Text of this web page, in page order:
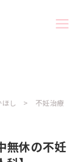
し 不妊治療
無休の不妊